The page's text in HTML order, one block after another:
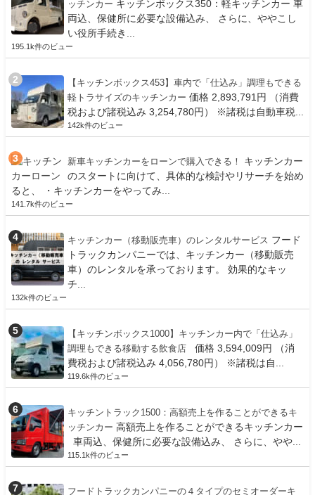
ッチンカー キッチンボックス350：軽キッチンカー 車
両込、保健所に必要な設備込み、 さらに、ややこし
い役所手続き...
195.1k件のビュー
【キッチンボックス453】車内で「仕込み」調理もできる
軽トラサイズのキッチンカー 価格 2,893,791円 （消費
税および諸税込み 3,254,780円） ※諸税は自動車税...
142k件のビュー
新車キッチンカーをローンで購入できる！
キッチンカー
のスタートに向けて、具体的な検討やリサーチを始め
ると、 ・キッチンカーをやってみ...
141.7k件のビュー
キッチンカー（移動販売車）のレンタルサービス フード
トラックカンパニーでは、キッチンカー（移動販売
車）のレンタルを承っております。 効果的なキッ
チ...
132k件のビュー
【キッチンボックス1000】キッチンカー内で「仕込み」
調理もできる移動する飲食店
価格 3,594,009円 （消
費税および諸税込み 4,056,780円） ※諸税は自...
119.6k件のビュー
キッチントラック1500：高額売上を作ることができるキ
ッチンカー 高額売上を作ることができるキッチンカー
車両込、保健所に必要な設備込み、 さらに、やや...
115.1k件のビュー
フードトラックカンパニーの４タイプのセミオーダーキ